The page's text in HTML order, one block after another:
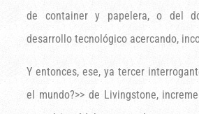
de container y papelera, o del
desarrollo tecnológico acercando,
Y entonces, ese, ya tercer
el mundo?>> de Livingstone,